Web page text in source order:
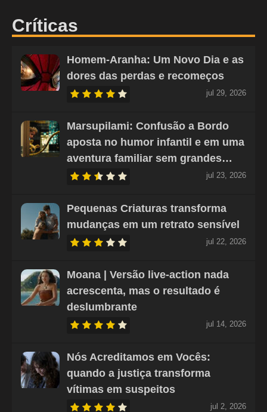
Críticas
Homem-Aranha: Um Novo Dia e as
dores das perdas e recomeços
jul 29, 2026
Marsupilami: Confusão a Bordo
aposta no humor infantil e em uma
aventura familiar sem grandes…
jul 23, 2026
Pequenas Criaturas transforma
mudanças em um retrato sensível
jul 22, 2026
Moana | Versão live-action nada
acrescenta, mas o resultado é
deslumbrante
jul 14, 2026
Nós Acreditamos em Vocês:
quando a justiça transforma
vítimas em suspeitos
jul 2, 2026